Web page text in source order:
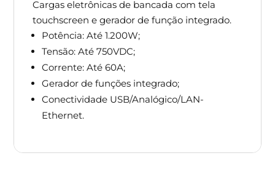
Cargas eletrônicas de bancada com tela
touchscreen e gerador de função integrado.
Potência: Até 1.200W;
Tensão: Até 750VDC;
Corrente: Até 60A;
Gerador de funções integrado;
Conectividade USB/Analógico/LAN-
Ethernet.